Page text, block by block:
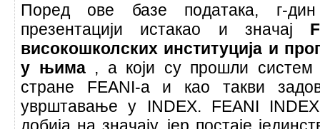
Поред ове базе података, г-
презентацији истакао и значај
високошколских институција и
у њима , а који су прошли
стране FEANI-а и као такви
уврштавање у INDEX. FEANI